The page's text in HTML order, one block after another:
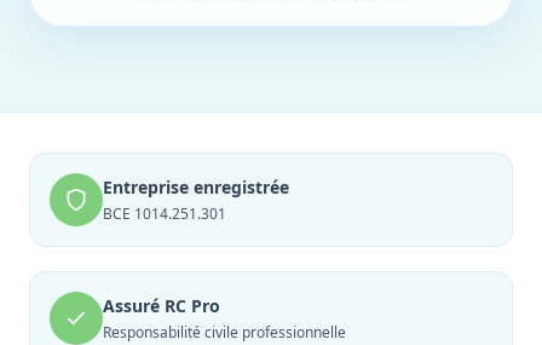
Entreprise enregistrée
BCE 1014.251.301
Assuré RC Pro
Responsabilité civile professionnelle